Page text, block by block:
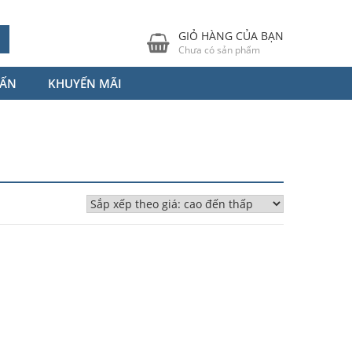
GIỎ HÀNG CỦA BẠN
Chưa có sản phẩm
KHUYẾN MÃI